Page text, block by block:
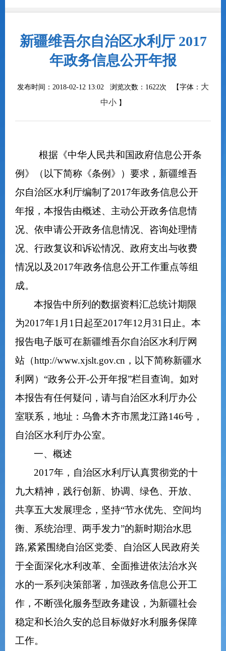
新疆维吾尔自治区水利厅 2017
年政务信息公开年报
发布时间：2018-02-12 13:02 浏览次数： 1622次 【字体： 大
中小 】
根据《中华人民共和国政府信息公开条
例》（以下简称《条例》）要求，新疆维吾
尔自治区水利厅编制了2017年政务信息公开
年报，本报告由概述、主动公开政务信息情
况、依申请公开政务信息情况、咨询处理情
况、行政复议和诉讼情况、政府支出与收费
情况以及2017年政务信息公开工作重点等组
成。
本报告中所列的数据资料汇总统计期限
为2017年1 月 1 日起至2017年12 月 31 日止。本
报告电子版可在新疆维吾尔自治区水利厅网
站（http://www.xjslt.gov.cn ，以下简称新疆水
利网）“政务公开-公开年报”栏目查询。如对
本报告有任何疑问，请与自治区水利厅办公
室联系，地址：乌鲁木齐市黑龙江路146号，
自治区水利厅办公室。
一、概述
2017年，自治区水利厅认真贯彻党的十
九大精神，践行创新、协调、绿色、开放、
共享五大发展理念，坚持“节水优先、空间均
衡、系统治理、两手发力”的新时期治水思
路,紧紧围绕自治区党委、自治区人民政府关
于全面深化水利改革、全面推进依法治水兴
水的一系列决策部署，加强政务信息公开工
作，不断强化服务型政务建设，为新疆社会
稳定和长治久安的总目标做好水利服务保障
工作。